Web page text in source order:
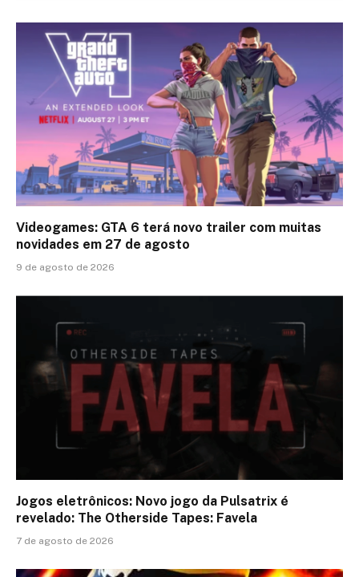
Videogames: GTA 6 terá novo trailer com muitas
novidades em 27 de agosto
9 de agosto de 2026
Jogos eletrônicos: Novo jogo da Pulsatrix é
revelado: The Otherside Tapes: Favela
7 de agosto de 2026